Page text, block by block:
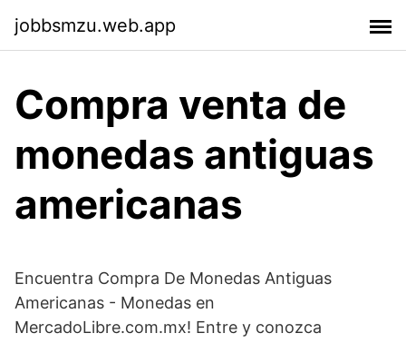
jobbsmzu.web.app
Compra venta de
monedas antiguas
americanas
Encuentra Compra De Monedas Antiguas
Americanas - Monedas en
MercadoLibre.com.mx! Entre y conozca